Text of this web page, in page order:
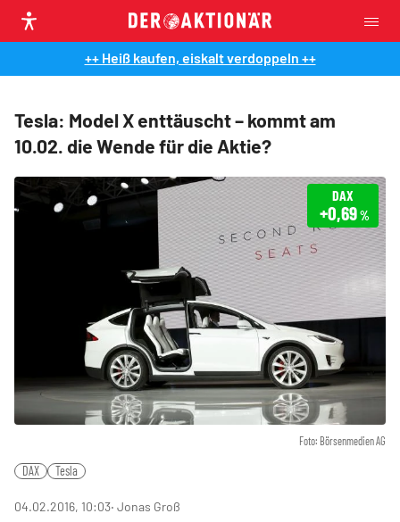
++ Heiß kaufen, eiskalt verdoppeln ++
Tesla: Model X enttäuscht – kommt am
10.02. die Wende für die Aktie?
Foto: Börsenmedien AG
DAX
+0,69%
DAX Tesla
04.02.2016, 10:03‧ Jonas Groß